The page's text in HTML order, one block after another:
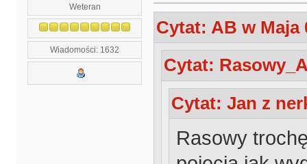
Weteran
Wiadomości: 1632
Cytat: AB w Maja
Cytat:
Cytat: Jan z
Rasowy